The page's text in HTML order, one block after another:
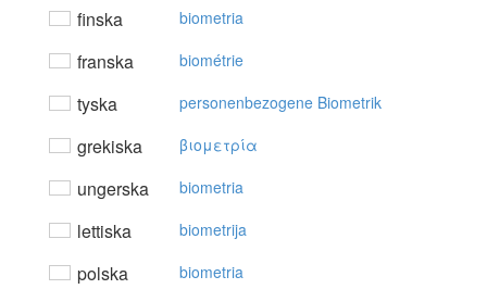
finska biometria
franska biométrie
tyska personenbezogene Biometrik
grekiska βιoμετρία
ungerska biometria
lettiska biometrija
polska biometria